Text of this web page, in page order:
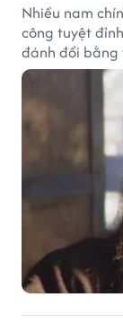
Nhiều nam
công tuyệt
đánh đổi bằng
khiến độc giả